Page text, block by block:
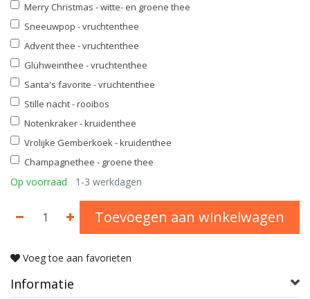
Merry Christmas - witte- en groene thee
Sneeuwpop - vruchtenthee
Advent thee - vruchtenthee
Glühweinthee - vruchtenthee
Santa's favorite - vruchtenthee
Stille nacht - rooibos
Notenkraker - kruidenthee
Vrolijke Gemberkoek - kruidenthee
Champagnethee - groene thee
Op voorraad 1-3 werkdagen
Toevoegen aan winkelwagen
Voeg toe aan favorieten
Informatie